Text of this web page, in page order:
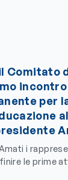
Comitato
per
i
le prime